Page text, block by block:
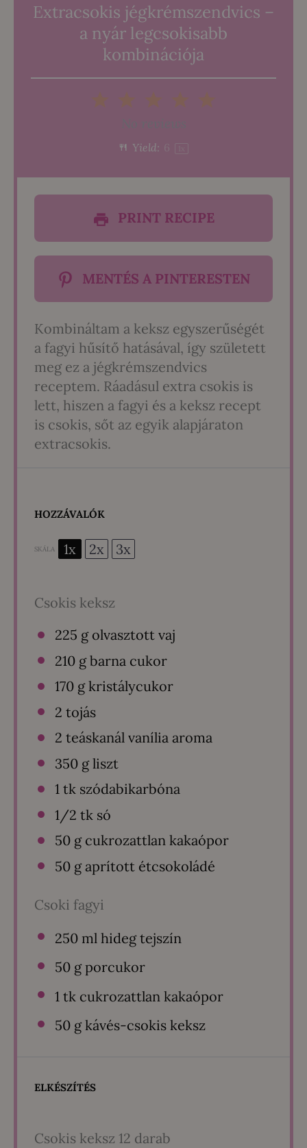
Extracsokis jégkrémszendvics –
a nyár legcsokisabb
kombinációja
Yield:
PRINT RECIPE
MENTÉS A PINTERESTEN
Kombináltam a keksz egyszerűségét
a fagyi hűsítő hatásával, így született
meg ez a jégkrémszendvics
receptem. Ráadásul extra csokis is
lett, hiszen a fagyi és a keksz recept
is csokis, sőt az egyik alapjáraton
extracsokis.
HOZZÁVALÓK
SKÁLA 1x 2x 3x
Csokis keksz
225 golvasztott vaj
210 gbarna cukor
170 gkristálycukor
2 tojás
2 teáskanál vanília aroma
350 gliszt
1 tk szódabikarbóna
1/2 tk só
50 gcukrozattlan kakaópor
50 gaprított étcsokoládé
Csoki fagyi
250 ml hideg tejszín
50 gporcukor
1 tk cukrozattlan kakaópor
50 gkávés-csokis keksz
ELKÉSZÍTÉS
Csokis keksz 12 darab